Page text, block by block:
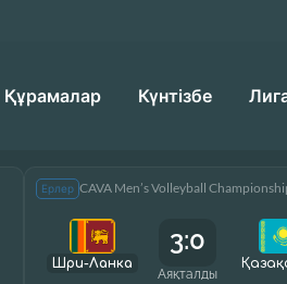
Құрамалар Күнтізбе
Ерлер CAVA Men’s Volleyball
Шри-Ланка
3:0
Аяқталды